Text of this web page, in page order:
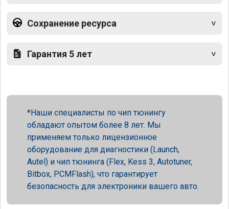
Сохранение ресурса
Гарантия 5 лет
Наши специалисты по чип тюнингу
обладают опытом более 8 лет. Мы
применяем только лицензионное
оборудование для диагностики (Launch,
Autel) и чип тюнинга (Flex, Kess 3, Autotuner,
Bitbox, PCMFlash), что гарантирует
безопасность для электроники вашего авто.